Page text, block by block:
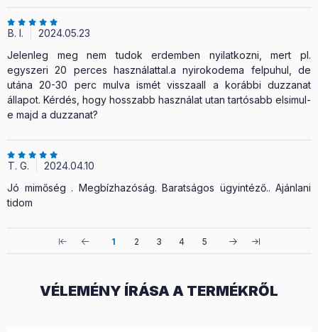
B. I.
2024.05.23
Jelenleg meg nem tudok erdemben nyilatkozni, mert pl.
egyszeri 20 perces használattal.a nyirokodema felpuhul, de
utána 20-30 perc mulva ismét visszaall a korábbi duzzanat
állapot. Kérdés, hogy hosszabb használat utan tartósabb elsimul-
e majd a duzzanat?
T. G.
2024.04.10
Jó mimőség . Megbízhazóság. Baratságos ügyintéző.. Ajánlani
tidom
1 2 3 4 5
VÉLEMÉNY ÍRÁSA A TERMÉKRŐL